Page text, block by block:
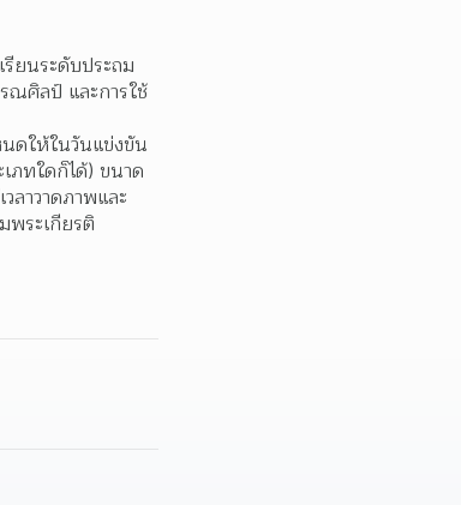
ยนระดับประถม
ณศิลป์ และการใช้
ดให้ในวันแข่งขัน
ภทใดก็ได้) ขนาด
ลาวาดภาพและ
พระเกียรติ